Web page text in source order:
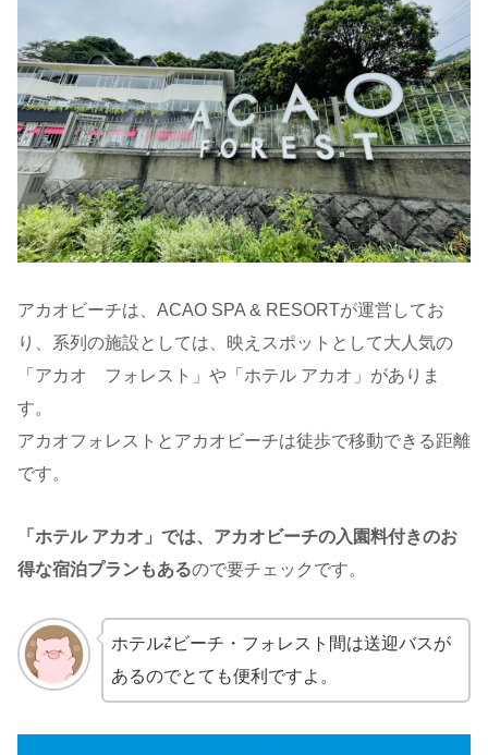
アカオビーチは、ACAO SPA & RESORTが運営してお
り、系列の施設としては、映えスポットとして大人気の
「アカオ フォレスト」や「ホテル アカオ」がありま
す。
アカオフォレストとアカオビーチは徒歩で移動できる距離
です。
「ホテル アカオ」では、アカオビーチの入園料付きのお
得な宿泊プランもあるので要チェックです。
ホテル⇄ビーチ・フォレスト間は送迎バスが
あるのでとても便利ですよ。